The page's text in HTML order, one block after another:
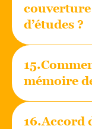
d’études ?
mémoire
16.Accord